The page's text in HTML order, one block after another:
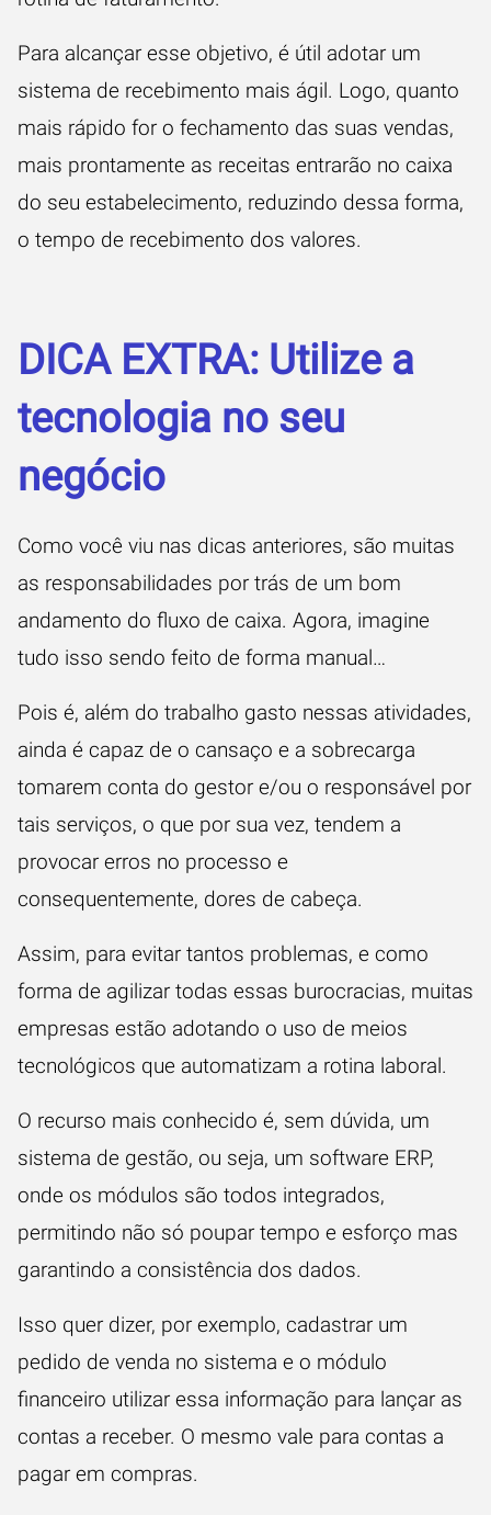
Para alcançar esse objetivo, é útil adotar um
sistema de recebimento mais ágil. Logo, quanto
mais rápido for o fechamento das suas vendas,
mais prontamente as receitas entrarão no caixa
do seu estabelecimento, reduzindo dessa forma,
o tempo de recebimento dos valores.
DICA EXTRA: Utilize a
tecnologia no seu
negócio
Como você viu nas dicas anteriores, são muitas
as responsabilidades por trás de um bom
andamento do fluxo de caixa. Agora, imagine
tudo isso sendo feito de forma manual…
Pois é, além do trabalho gasto nessas atividades,
ainda é capaz de o cansaço e a sobrecarga
tomarem conta do gestor e/ou o responsável por
tais serviços, o que por sua vez, tendem a
provocar erros no processo e
consequentemente, dores de cabeça.
Assim, para evitar tantos problemas, e como
forma de agilizar todas essas burocracias, muitas
empresas estão adotando o uso de meios
tecnológicos que automatizam a rotina laboral.
O recurso mais conhecido é, sem dúvida, um
sistema de gestão, ou seja, um software ERP,
onde os módulos são todos integrados,
permitindo não só poupar tempo e esforço mas
garantindo a consistência dos dados.
Isso quer dizer, por exemplo, cadastrar um
pedido de venda no sistema e o módulo
financeiro utilizar essa informação para lançar as
contas a receber. O mesmo vale para contas a
pagar em compras.